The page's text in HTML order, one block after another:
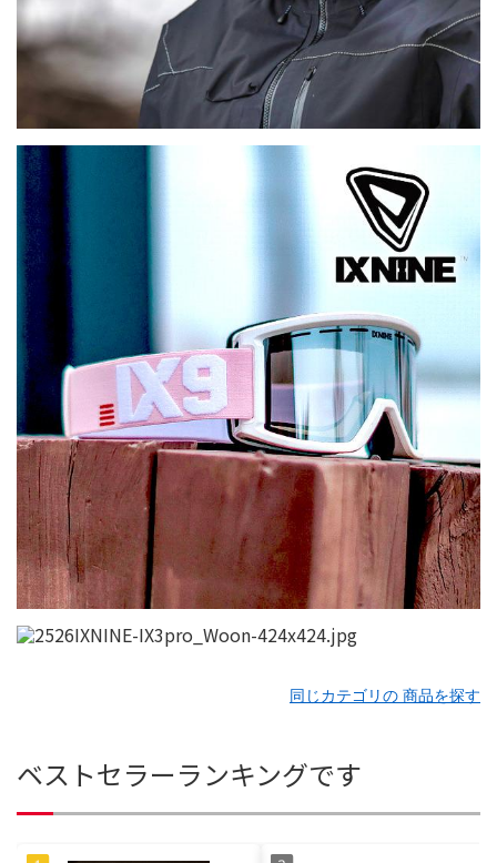
同じカテゴリの 商品を探す
ベストセラーランキングです